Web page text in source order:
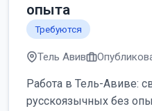
опыта
Требуются
Тель Авив
Работа в Тель-Авиве:
русскоязычных без